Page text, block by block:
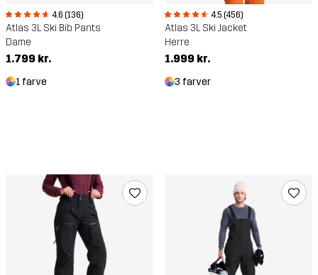
4.6 (136)
Atlas 3L Ski Bib Pants
Dame
1.799 kr.
1 farve
4.5 (456)
Atlas 3L Ski Jacket
Herre
1.999 kr.
3 farver